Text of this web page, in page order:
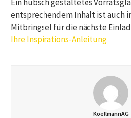
Ein hübsch gestaltetes
entsprechendem Inhalt ist auch
Mitbringsel für die nächste
Ihre Inspirations-Anleitung
KoellmannAG